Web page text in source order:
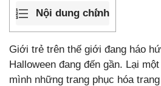
Nội dung chính
Giới trẻ trên thế giới đang háo
Halloween đang đến gần. Lại
mình những trang phục hóa